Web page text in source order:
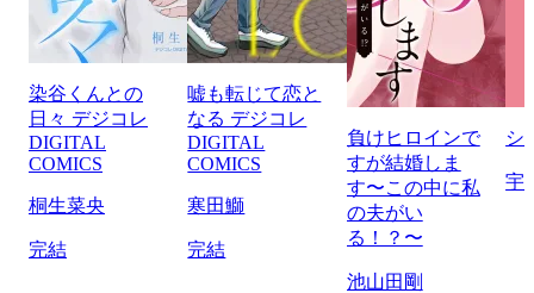
染谷くんとの
日々 デジコレ
DIGITAL
COMICS
桐生菜央
完結
嘘も転じて恋と
なる デジコレ
DIGITAL
COMICS
寒田鰤
完結
負けヒロインで
すが結婚しま
す〜この中に私
の夫がい
る！？〜
池山田剛
シ
宇